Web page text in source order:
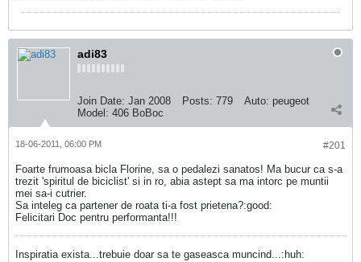
adi83
Join Date: Jan 2008 Posts: 779 Auto: peugeot
Model: 406 BoBoc
#201
18-06-2011, 06:00 PM
Foarte frumoasa bicla Florine, sa o pedalezi sanatos! Ma bucur ca s-a
trezit 'spiritul de biciclist' si in ro, abia astept sa ma intorc pe muntii
mei sa-i cutrier.
Sa inteleg ca partener de roata ti-a fost prietena?:good:
Felicitari Doc pentru performanta!!!
Inspiratia exista...trebuie doar sa te gaseasca muncind...:huh: